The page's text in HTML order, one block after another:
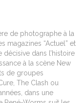
de photographe à la
magazines “Actuel” et
décisive dans l’histoire
à la scène New
de groupes
The Clash ou
dans une